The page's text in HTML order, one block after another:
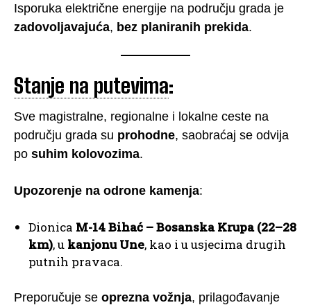
Isporuka električne energije na području grada je
zadovoljavajuća, bez planiranih prekida.
Stanje na putevima:
Sve magistralne, regionalne i lokalne ceste na
području grada su prohodne, saobraćaj se odvija
po suhim kolovozima.
Upozorenje na odrone kamenja:
Dionica M-14 Bihać – Bosanska Krupa (22–28
km), u kanjonu Une, kao i u usjecima drugih
putnih pravaca.
Preporučuje se oprezna vožnja, prilagođavanje